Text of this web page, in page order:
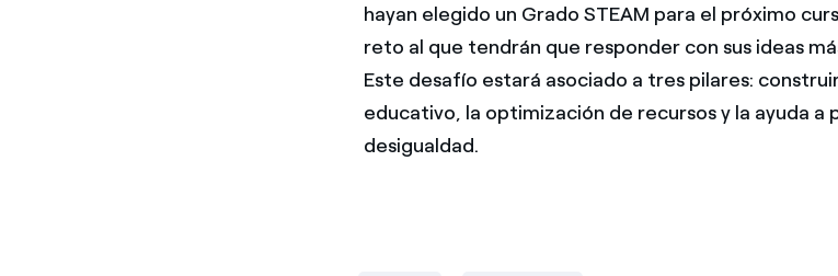
hayan elegido un Grado STEAM para el próximo
reto al que tendrán que responder con sus ideas
Este desafío estará asociado a tres pilares:
educativo, la optimización de recursos y la ayuda a
desigualdad.